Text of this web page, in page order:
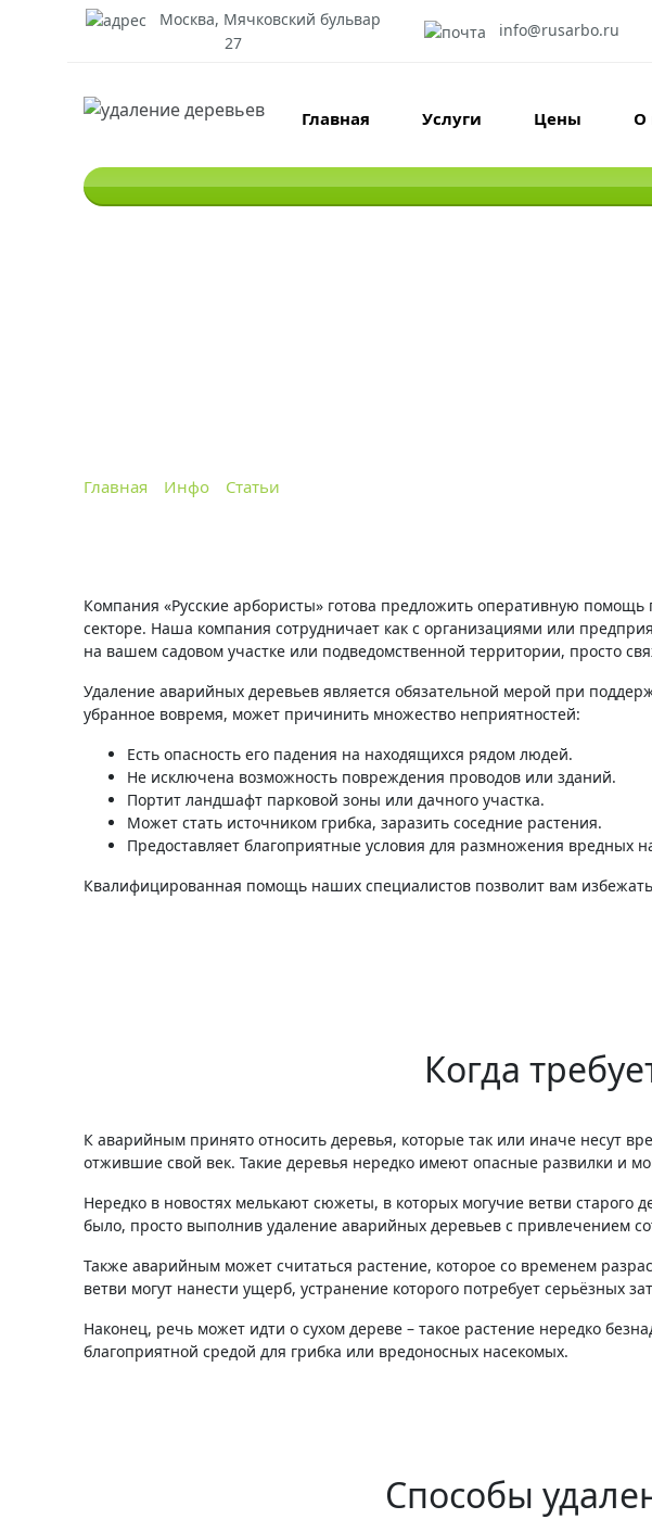
Москва, Мячковский бульвар
27
info@rusarbo.ru
Главная Услуги Цены О
Главная Инфо Статьи
Компания «Русские арбористы» готова предложить оперативную
секторе. Наша компания сотрудничает как с организациями или
на вашем садовом участке или подведомственной территории, просто
Удаление аварийных деревьев является обязательной мерой при
убранное вовремя, может причинить множество неприятностей:
Есть опасность его падения на находящихся рядом людей.
Не исключена возможность повреждения проводов или зданий.
Портит ландшафт парковой зоны или дачного участка.
Может стать источником грибка, заразить соседние растения.
Предоставляет благоприятные условия для размножения вредных
Квалифицированная помощь наших специалистов позволит вам
Когда
К аварийным принято относить деревья, которые так или иначе несут
отжившие свой век. Такие деревья нередко имеют опасные развилки и
Нередко в новостях мелькают сюжеты, в которых могучие ветви
было, просто выполнив удаление аварийных деревьев с привлечением
Также аварийным может считаться растение, которое со временем
ветви могут нанести ущерб, устранение которого потребует серьёзных
Наконец, речь может идти о сухом дереве – такое растение нередко
благоприятной средой для грибка или вредоносных насекомых.
Способы